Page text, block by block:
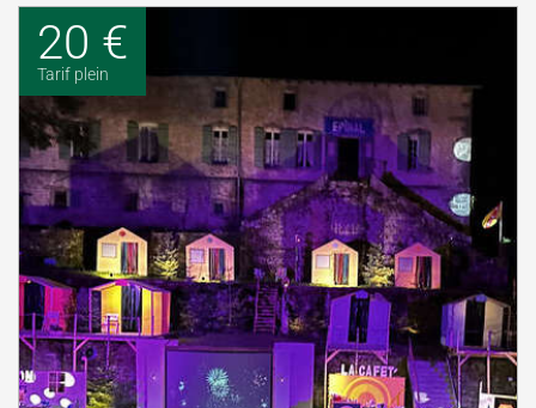
20 €
Tarif plein